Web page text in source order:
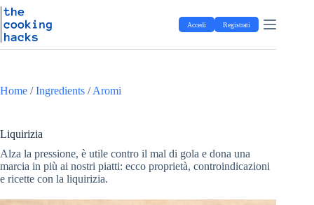
S
t
c
t
n
u
t
Salta
al
contenuto
Accedi Registrati
Home /Ingredients /Aromi
Liquirizia
Alza la pressione, è utile contro il mal di gola e dona una
marcia in più ai nostri piatti: ecco proprietà, controindicazioni
e ricette con la liquirizia.